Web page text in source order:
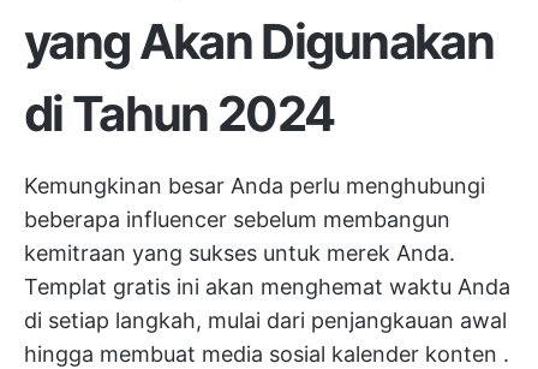
yang Akan Digunakan
di Tahun 2024
Kemungkinan besar Anda perlu menghubungi
beberapa influencer sebelum membangun
kemitraan yang sukses untuk merek Anda.
Templat gratis ini akan menghemat waktu Anda
di setiap langkah, mulai dari penjangkauan awal
hingga membuat media sosial kalender konten .